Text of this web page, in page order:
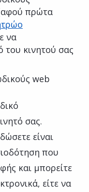
πρώτα
να
του κινητού σας
web
σας.
είναι
που
και μπορείτε
είτε να